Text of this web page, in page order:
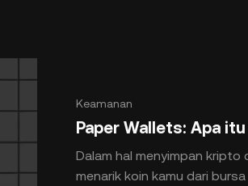
Keamanan
Paper Wallets: Apa
Dalam hal menyimpan
menarik koin kamu dari